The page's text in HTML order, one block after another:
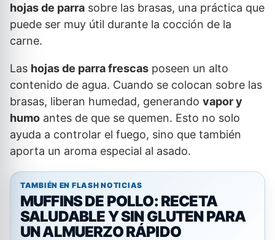
hojas de parra sobre las brasas, una práctica que
puede ser muy útil durante la cocción de la
carne.
Las hojas de parra frescas poseen un alto
contenido de agua. Cuando se colocan sobre las
brasas, liberan humedad, generando vapor y
humo antes de que se quemen. Esto no solo
ayuda a controlar el fuego, sino que también
aporta un aroma especial al asado.
TAMBIÉN EN FLASH NOTICIAS
MUFFINS DE POLLO: RECETA
SALUDABLE Y SIN GLUTEN PARA
UN ALMUERZO RÁPIDO